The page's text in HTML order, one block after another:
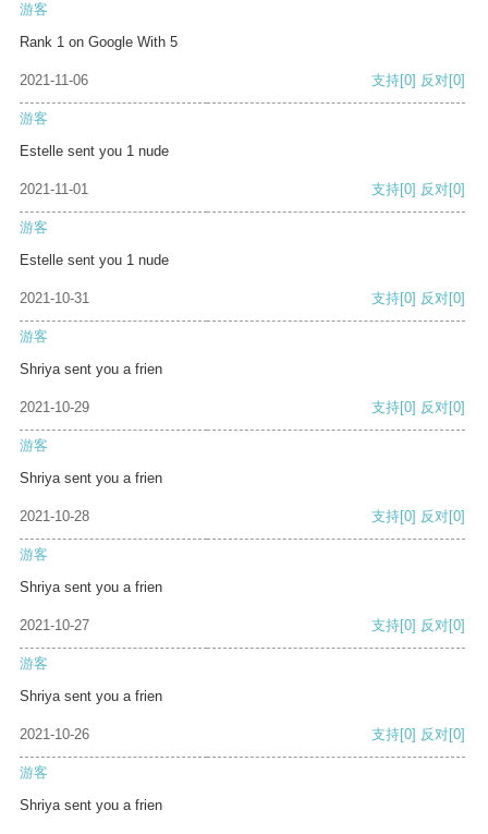
游客
Rank 1 on Google With 5
2021-11-06 支持[0] 反对[0]
游客
Estelle sent you 1 nude
2021-11-01 支持[0] 反对[0]
游客
Estelle sent you 1 nude
2021-10-31 支持[0] 反对[0]
游客
Shriya sent you a frien
2021-10-29 支持[0] 反对[0]
游客
Shriya sent you a frien
2021-10-28 支持[0] 反对[0]
游客
Shriya sent you a frien
2021-10-27 支持[0] 反对[0]
游客
Shriya sent you a frien
2021-10-26 支持[0] 反对[0]
游客
Shriya sent you a frien